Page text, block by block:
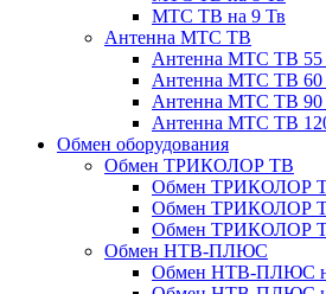
МТС ТВ на 9 Тв
Антенна МТС ТВ
Антенна МТС ТВ 55
Антенна МТС ТВ 60
Антенна МТС ТВ 90
Антенна МТС ТВ
Обмен оборудования
Обмен ТРИКОЛОР ТВ
Обмен ТРИКОЛОР
Обмен ТРИКОЛОР
Обмен ТРИКОЛОР
Обмен НТВ-ПЛЮС
Обмен НТВ-ПЛЮС на